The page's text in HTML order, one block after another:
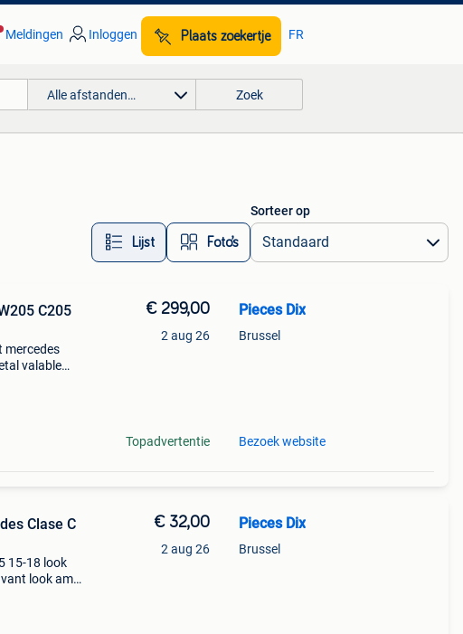
Meldingen Inloggen Plaats zoekertje FR
Alle afstanden… Zoek
Lijst Foto’s
Sorteer op
C205
mercedes
valable
€ 299,00
2 aug 26
Topadvertentie
Pieces Dix
Brussel
Bezoek website
Clase C
15-18 look
look amg :
€ 32,00
2 aug 26
Pieces Dix
Brussel